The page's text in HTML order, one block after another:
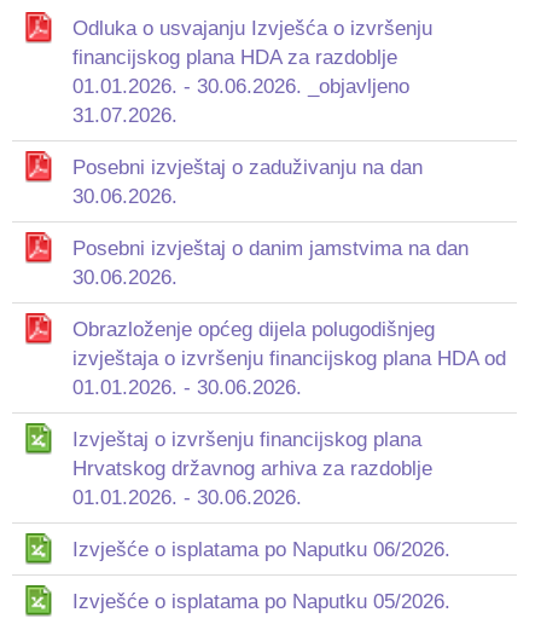
Odluka o usvajanju Izvješća o izvršenju
financijskog plana HDA za razdoblje
01.01.2026. - 30.06.2026. _objavljeno
31.07.2026.
Posebni izvještaj o zaduživanju na dan
30.06.2026.
Posebni izvještaj o danim jamstvima na dan
30.06.2026.
Obrazloženje općeg dijela polugodišnjeg
izvještaja o izvršenju financijskog plana HDA od
01.01.2026. - 30.06.2026.
Izvještaj o izvršenju financijskog plana
Hrvatskog državnog arhiva za razdoblje
01.01.2026. - 30.06.2026.
Izvješće o isplatama po Naputku 06/2026.
Izvješće o isplatama po Naputku 05/2026.